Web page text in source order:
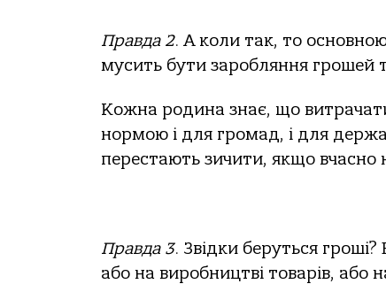
Правда 2. А коли так, то
мусить бути заробляння грошей
Кожна родина знає, що
нормою і для громад, і для
перестають зичити, якщо вчасно
Правда 3. Звідки беруться
або на виробництві товарів, або